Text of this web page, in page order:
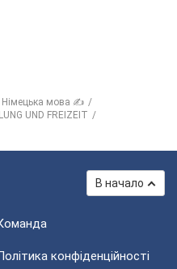
Німецька мова ✍
UND FREIZEIT
В начало
конфіденційності